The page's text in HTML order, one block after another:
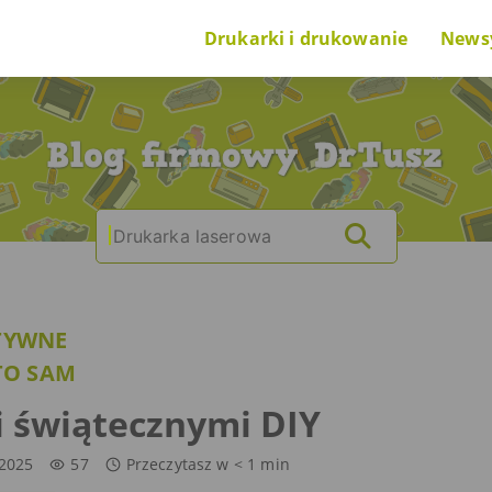
Drukarki i drukowanie
Poradnik na start
O drukarkach i drukowaniu
O tuszach i tonerach
Search
for:
|
SAM
świątecznymi DIY
57 Przeczytasz w < 1 min